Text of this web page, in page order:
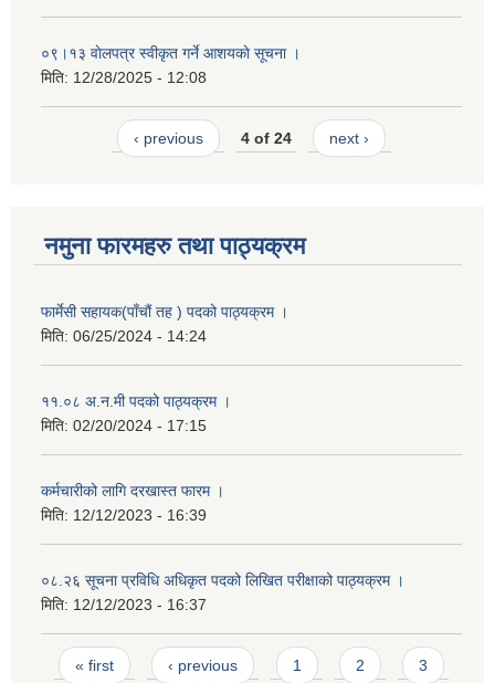
०९।१३ वाेलपत्र स्वीकृत गर्ने आशयकाे सूचना ।
मिति: 12/28/2025 - 12:08
‹ previous 4 of 24 next ›
नमुना फारमहरु तथा पाठ्यक्रम
फार्मेसी सहायक(पाँचौं तह ) पदको पाठ्यक्रम ।
मिति: 06/25/2024 - 14:24
११.०८ अ.न.मी पदको पाठ्यक्रम ।
मिति: 02/20/2024 - 17:15
कर्मचारीको लागि दरखास्त फारम ।
मिति: 12/12/2023 - 16:39
०८.२६ सूचना प्रविधि अधिकृत पदको लिखित परीक्षाको पाठ्यक्रम ।
मिति: 12/12/2023 - 16:37
Pages
« first ‹ previous 1 2 3